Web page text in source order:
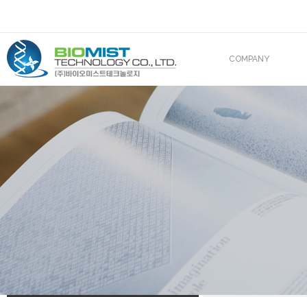
COMPANY
조직도
산업재산권